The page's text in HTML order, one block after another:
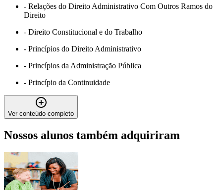
- Relações do Direito Administrativo Com Outros Ramos do
Direito
- Direito Constitucional e do Trabalho
- Princípios do Direito Administrativo
- Princípios da Administração Pública
- Princípio da Continuidade
Ver conteúdo completo
Nossos alunos também adquiriram